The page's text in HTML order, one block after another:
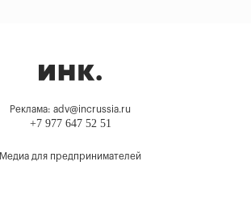
Реклама: adv@incrussia.ru
+7 977 647 52 51
Медиа для предпринимателей